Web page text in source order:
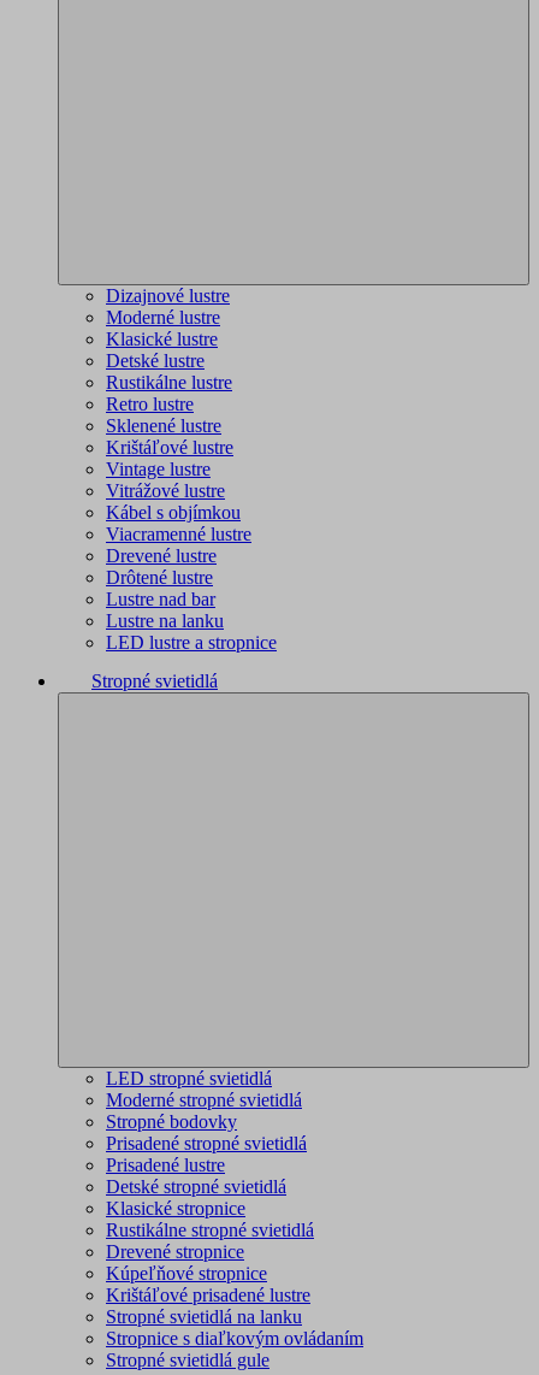
Dizajnové lustre
Moderné lustre
Klasické lustre
Detské lustre
Rustikálne lustre
Retro lustre
Sklenené lustre
Krištáľové lustre
Vintage lustre
Vitrážové lustre
Kábel s objímkou
Viacramenné lustre
Drevené lustre
Drôtené lustre
Lustre nad bar
Lustre na lanku
LED lustre a stropnice
Stropné svietidlá
LED stropné svietidlá
Moderné stropné svietidlá
Stropné bodovky
Prisadené stropné svietidlá
Prisadené lustre
Detské stropné svietidlá
Klasické stropnice
Rustikálne stropné svietidlá
Drevené stropnice
Kúpeľňové stropnice
Krištáľové prisadené lustre
Stropné svietidlá na lanku
Stropnice s diaľkovým ovládaním
Stropné svietidlá gule